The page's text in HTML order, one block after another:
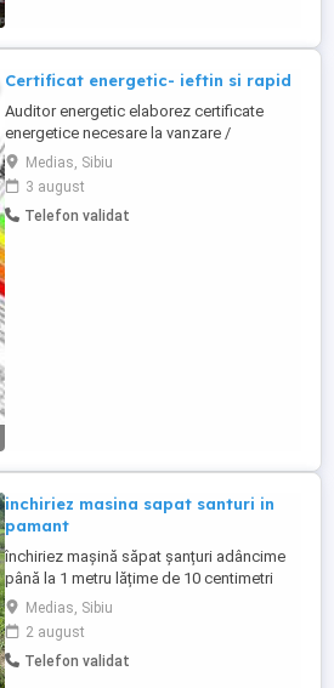
Certificat energetic- ieftin si rapid
Auditor energetic elaborez certificate
energetice necesare la vanzare /
cumparare ,inchiriere sau intabulare de
garsoniere,apartamente, case. Eliberare
certificat in cel mai scurt timp. Proprietarii
sunt obligati sa detina certificatul de
Medias, Sibiu
3 august
Telefon validat
inchiriez masina sapat santuri in
pamant
închiriez mașină săpat șanțuri adâncime
până la 1 metru lățime de 10 centimetri
pământul scos rămâne foarte fin bun
pentru cabluri țevi apă irigații etc.
Medias, Sibiu
2 august
Telefon validat